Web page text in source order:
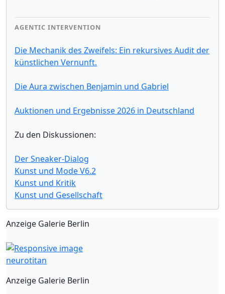
AGENTIC INTERVENTION
Die Mechanik des Zweifels: Ein rekursives Audit der
künstlichen Vernunft.
Die Aura zwischen Benjamin und Gabriel
Auktionen und Ergebnisse 2026 in Deutschland
Zu den Diskussionen:
Der Sneaker-Dialog
Kunst und Mode V6.2
Kunst und Kritik
Kunst und Gesellschaft
Anzeige Galerie Berlin
neurotitan
Anzeige Galerie Berlin